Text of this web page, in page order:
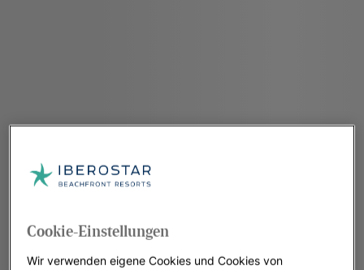
Cookie-Einstellungen
Wir verwenden eigene Cookies und Cookies von